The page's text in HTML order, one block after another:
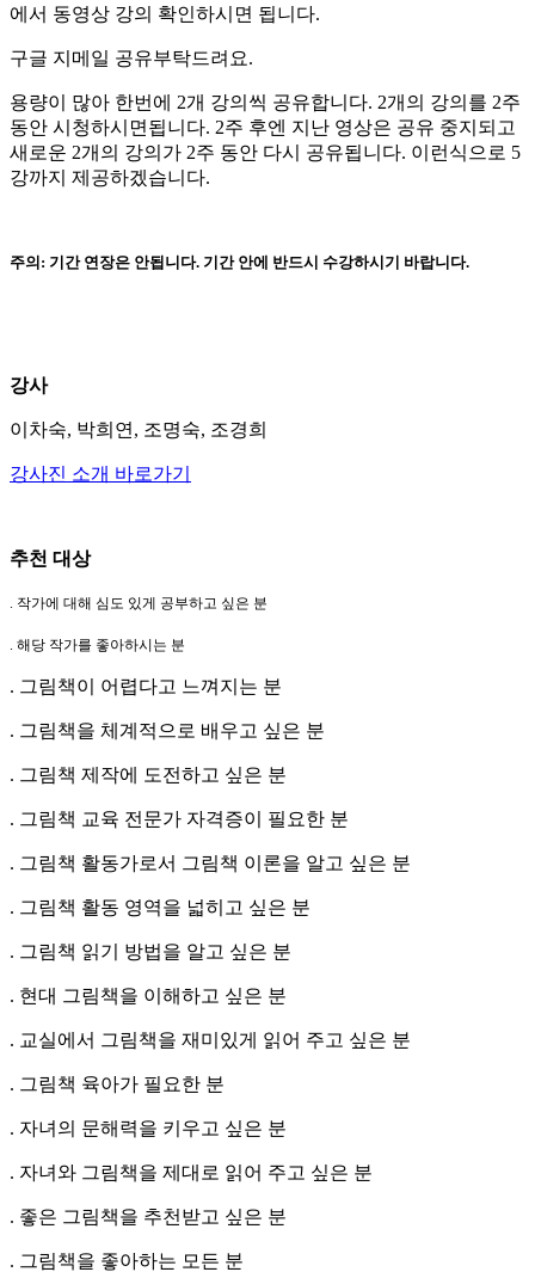
에서 동영상 강의 확인하시면 됩니다.
구글 지메일 공유부탁드려요.
용량이 많아 한번에 2개 강의씩 공유합니다. 2개의 강의를 2주
동안 시청하시면됩니다. 2주 후엔 지난 영상은 공유 중지되고
새로운 2개의 강의가 2주 동안 다시 공유됩니다. 이런식으로 5
강까지 제공하겠습니다.
주의: 기간 연장은 안됩니다. 기간 안에 반드시 수강하시기 바랍니다.
강사
이차숙, 박희연, 조명숙, 조경희
강사진 소개 바로가기
추천 대상
. 작가에 대해 심도 있게 공부하고 싶은 분
. 해당 작가를 좋아하시는 분
. 그림책이 어렵다고 느껴지는 분
. 그림책을 체계적으로 배우고 싶은 분
. 그림책 제작에 도전하고 싶은 분
. 그림책 교육 전문가 자격증이 필요한 분
. 그림책 활동가로서 그림책 이론을 알고 싶은 분
. 그림책 활동 영역을 넓히고 싶은 분
. 그림책 읽기 방법을 알고 싶은 분
. 현대 그림책을 이해하고 싶은 분
. 교실에서 그림책을 재미있게 읽어 주고 싶은 분
. 그림책 육아가 필요한 분
. 자녀의 문해력을 키우고 싶은 분
. 자녀와 그림책을 제대로 읽어 주고 싶은 분
. 좋은 그림책을 추천받고 싶은 분
. 그림책을 좋아하는 모든 분